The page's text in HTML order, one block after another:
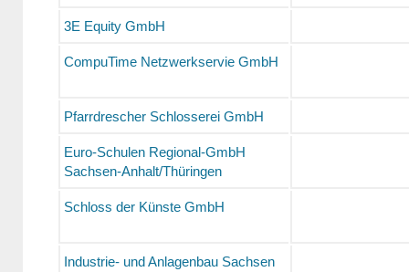
3E Equity GmbH
CompuTime Netzwerkservie GmbH
Pfarrdrescher Schlosserei GmbH
Euro-Schulen Regional-GmbH
Sachsen-Anhalt/Thüringen
Schloss der Künste GmbH
Industrie- und Anlagenbau Sachsen